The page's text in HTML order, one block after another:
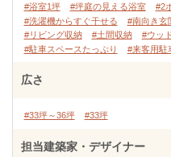
#浴室1坪
#坪庭の見える浴室 #2
#洗濯機からすぐ干せる
#南向き玄
#リビング収納
#土間収納 #ウッ
#駐車スペースたっぷり
#来客用駐
広さ
#33坪～36坪 #33坪
担当建築家・デザイナー